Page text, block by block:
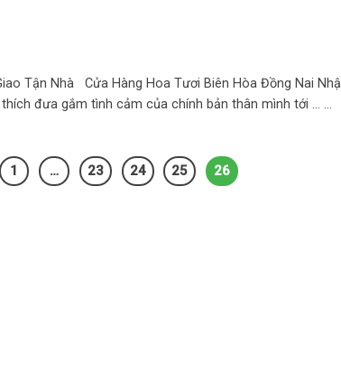
Tận Nhà Cửa Hàng Hoa Tươi Biên Hòa Đồng Nai
đưa gắm tình cảm của chính bản thân mình tới ... ...
1 … 23 24 25 26